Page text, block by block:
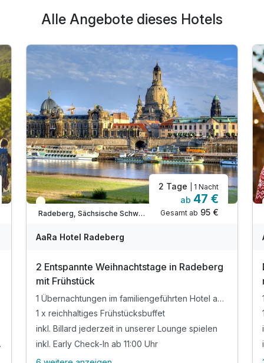
Alle Angebote dieses Hotels
Saisonal verfügbar
Radeberg, Sächsische Schweiz / Elbsandsteingebirge
2 Tage | 1 Nacht
ab 47 €
Gesamt ab 95 €
AaRa Hotel Radeberg
2 Entspannte Weihnachtstage in Radeberg
mit Frühstück
1 Übernachtungen im familiengeführten Hotel an der Dresdner Heide
1 x reichhaltiges Frühstücksbuffet
inkl. Billard jederzeit in unserer Lounge spielen
inkl. Early Check-In ab 11:00 Uhr